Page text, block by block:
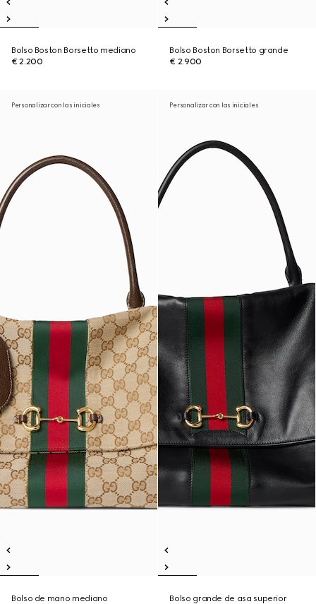
Bolso Boston Borsetto mediano
€ 2.200
Bolso Boston Borsetto grande
€ 2.900
Personalizar con las iniciales
Bolso de mano mediano
Personalizar con las iniciales
Bolso grande de asa superior